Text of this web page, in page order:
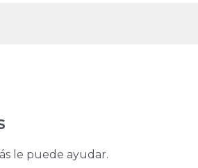
le puede ayudar.